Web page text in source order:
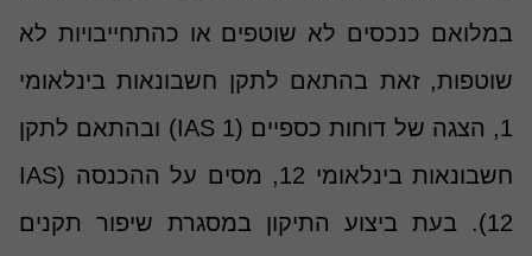
במלואם כנכסים לא שוטפים או כהתחייבויות לא
שוטפות, זאת בהתאם לתקן חשבונאות בינלאומי
1, הצגה של דוחות כספיים (IAS 1) ובהתאם לתקן
חשבונאות בינלאומי 12, מסים על ההכנסה (IAS
12). בעת ביצוע התיקון במסגרת שיפור תקנים